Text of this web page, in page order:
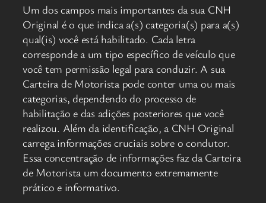
Um dos campos mais importantes da sua CNH
Original é o que indica a(s) categoria(s) para a(s)
qual(is) você está habilitado. Cada letra
corresponde a um tipo específico de veículo que
você tem permissão legal para conduzir. A sua
Carteira de Motorista pode conter uma ou mais
categorias, dependendo do processo de
habilitação e das adições posteriores que você
realizou. Além da identificação, a CNH Original
carrega informações cruciais sobre o condutor.
Essa concentração de informações faz da Carteira
de Motorista um documento extremamente
prático e informativo.